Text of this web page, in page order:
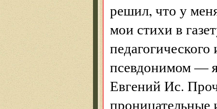
решил, что у
мои стихи в
псевдонимом —
Евгений Ис.
проницательные